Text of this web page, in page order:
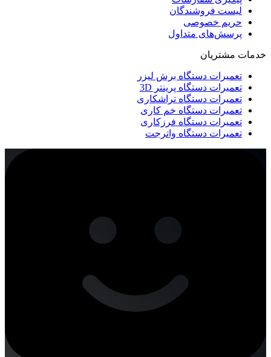
لیست فروشندگان
حریم خصوصی
پرسش‌های متداول
خدمات مشتریان
تعمیرات دستگاه برش لیزر
تعمیرات دستگاه پرینتر 3D
تعمیرات دستگاه تراشکاری
تعمیرات دستگاه خم کاری
تعمیرات دستگاه فرزکاری
تعمیرات دستگاه واترجت